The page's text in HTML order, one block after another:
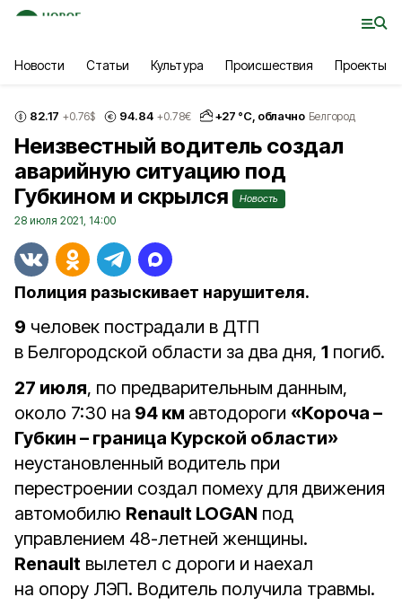
Новости Статьи Культура Происшествия Проекты
82.17 +0.76$ 94.84 +0.78€ +27 °С, облачно Белгород
Неизвестный водитель создал
аварийную ситуацию под
Губкином и скрылся
Новость
28 июля 2021, 14:00
Полиция разыскивает нарушителя.
9 человек пострадали в ДТП
в Белгородской области за два дня, 1 погиб.
27 июля, по предварительным данным,
около 7:30 на 94 км автодороги «Короча –
Губкин – граница Курской области»
неустановленный водитель при
перестроении создал помеху для движения
автомобилю Renault LOGAN под
управлением 48-летней женщины.
Renault вылетел с дороги и наехал
на опору ЛЭП. Водитель получила травмы.